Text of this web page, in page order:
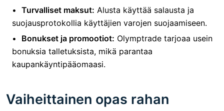
Turvalliset maksut: Alusta käyttää salausta ja
suojausprotokollia käyttäjien varojen suojaamiseen.
Bonukset ja promootiot: Olymptrade tarjoaa usein
bonuksia talletuksista, mikä parantaa
kaupankäyntipääomaasi.
Vaiheittainen opas rahan